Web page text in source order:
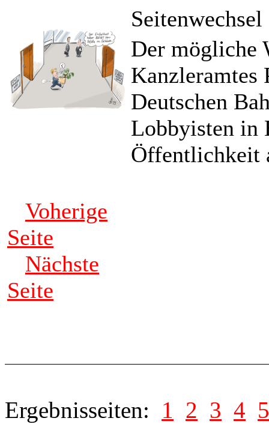
Seitenwechsel
Der mögliche
Kanzleramtes
Deutschen
Lobbyisten in
Öffentlichkeit
Voherige
Seite
Nächste
Seite
Ergebnisseiten: 1 2 3 4 5